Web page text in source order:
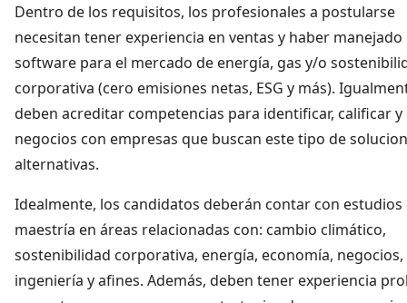
Dentro de los requisitos, los profesionales a postularse
necesitan tener experiencia en ventas y haber manejado
software para el mercado de energía, gas y/o
corporativa (cero emisiones netas, ESG y más).
deben acreditar competencias para identificar, calificar
negocios con empresas que buscan este tipo de
alternativas.
Idealmente, los candidatos deberán contar con estudios
maestría en áreas relacionadas con: cambio climático,
sostenibilidad corporativa, energía, economía, negocios,
ingeniería y afines. Además, deben tener experiencia